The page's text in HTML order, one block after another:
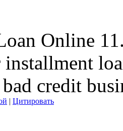
Online
credit
| Цитировать